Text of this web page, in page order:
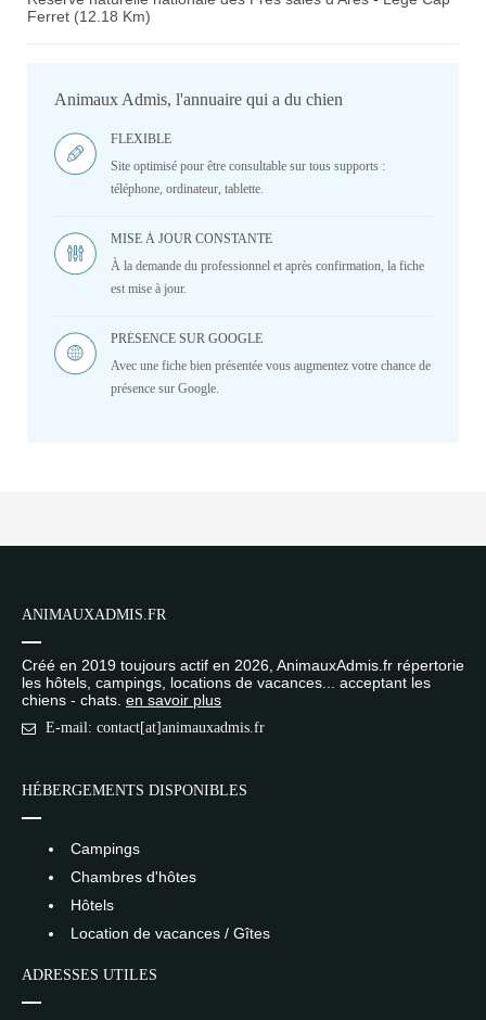
Ferret (12.18 Km)
Animaux Admis, l'annuaire qui a du chien
FLEXIBLE
Site optimisé pour être consultable sur tous supports :
téléphone, ordinateur, tablette.
MISE À JOUR CONSTANTE
À la demande du professionnel et après confirmation, la fiche
est mise à jour.
PRÉSENCE SUR GOOGLE
Avec une fiche bien présentée vous augmentez votre chance de
présence sur Google.
ANIMAUXADMIS.FR
Créé en 2019 toujours actif en 2026, AnimauxAdmis.fr répertorie
les hôtels, campings, locations de vacances... acceptant les
chiens - chats. en savoir plus
E-mail: contact[at]animauxadmis.fr
HÉBERGEMENTS DISPONIBLES
Campings
Chambres d'hôtes
Hôtels
Location de vacances / Gîtes
ADRESSES UTILES